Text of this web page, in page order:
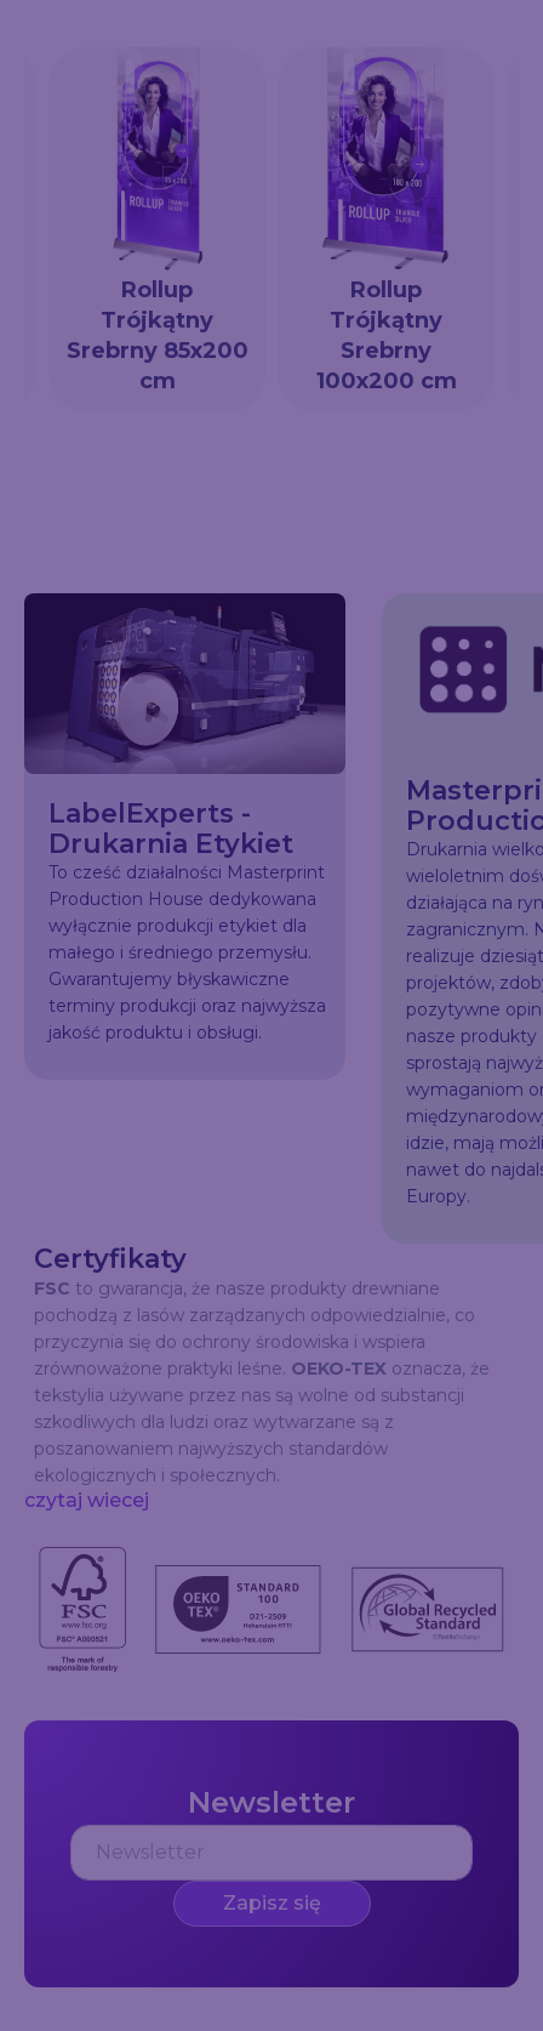
Rollup
Trójkątny
Srebrny 85x200
cm
Rollup
Trójkątny
Srebrny
100x200 cm
LabelExperts -
Drukarnia Etykiet
To cześć działalności Masterprint
Production House dedykowana
wyłącznie produkcji etykiet dla
małego i średniego przemysłu.
Gwarantujemy błyskawiczne
terminy produkcji oraz najwyższa
jakość produktu i obsługi.
Drukarnia
wieloletnim
działająca na
zagranicznym.
realizuje
projektów,
pozytywne
nasze
sprostają
wymaganiom
idzie, mają
nawet do
Europy.
Certyfikaty
FSC to gwarancja, że nasze produkty drewniane
pochodzą z lasów zarządzanych odpowiedzialnie, co
przyczynia się do ochrony środowiska i wspiera
zrównoważone praktyki leśne. OEKO-TEX oznacza, że
tekstylia używane przez nas są wolne od substancji
szkodliwych dla ludzi oraz wytwarzane są z
poszanowaniem najwyższych standardów
ekologicznych i społecznych.
czytaj wiecej
Newsletter
Zapisz się